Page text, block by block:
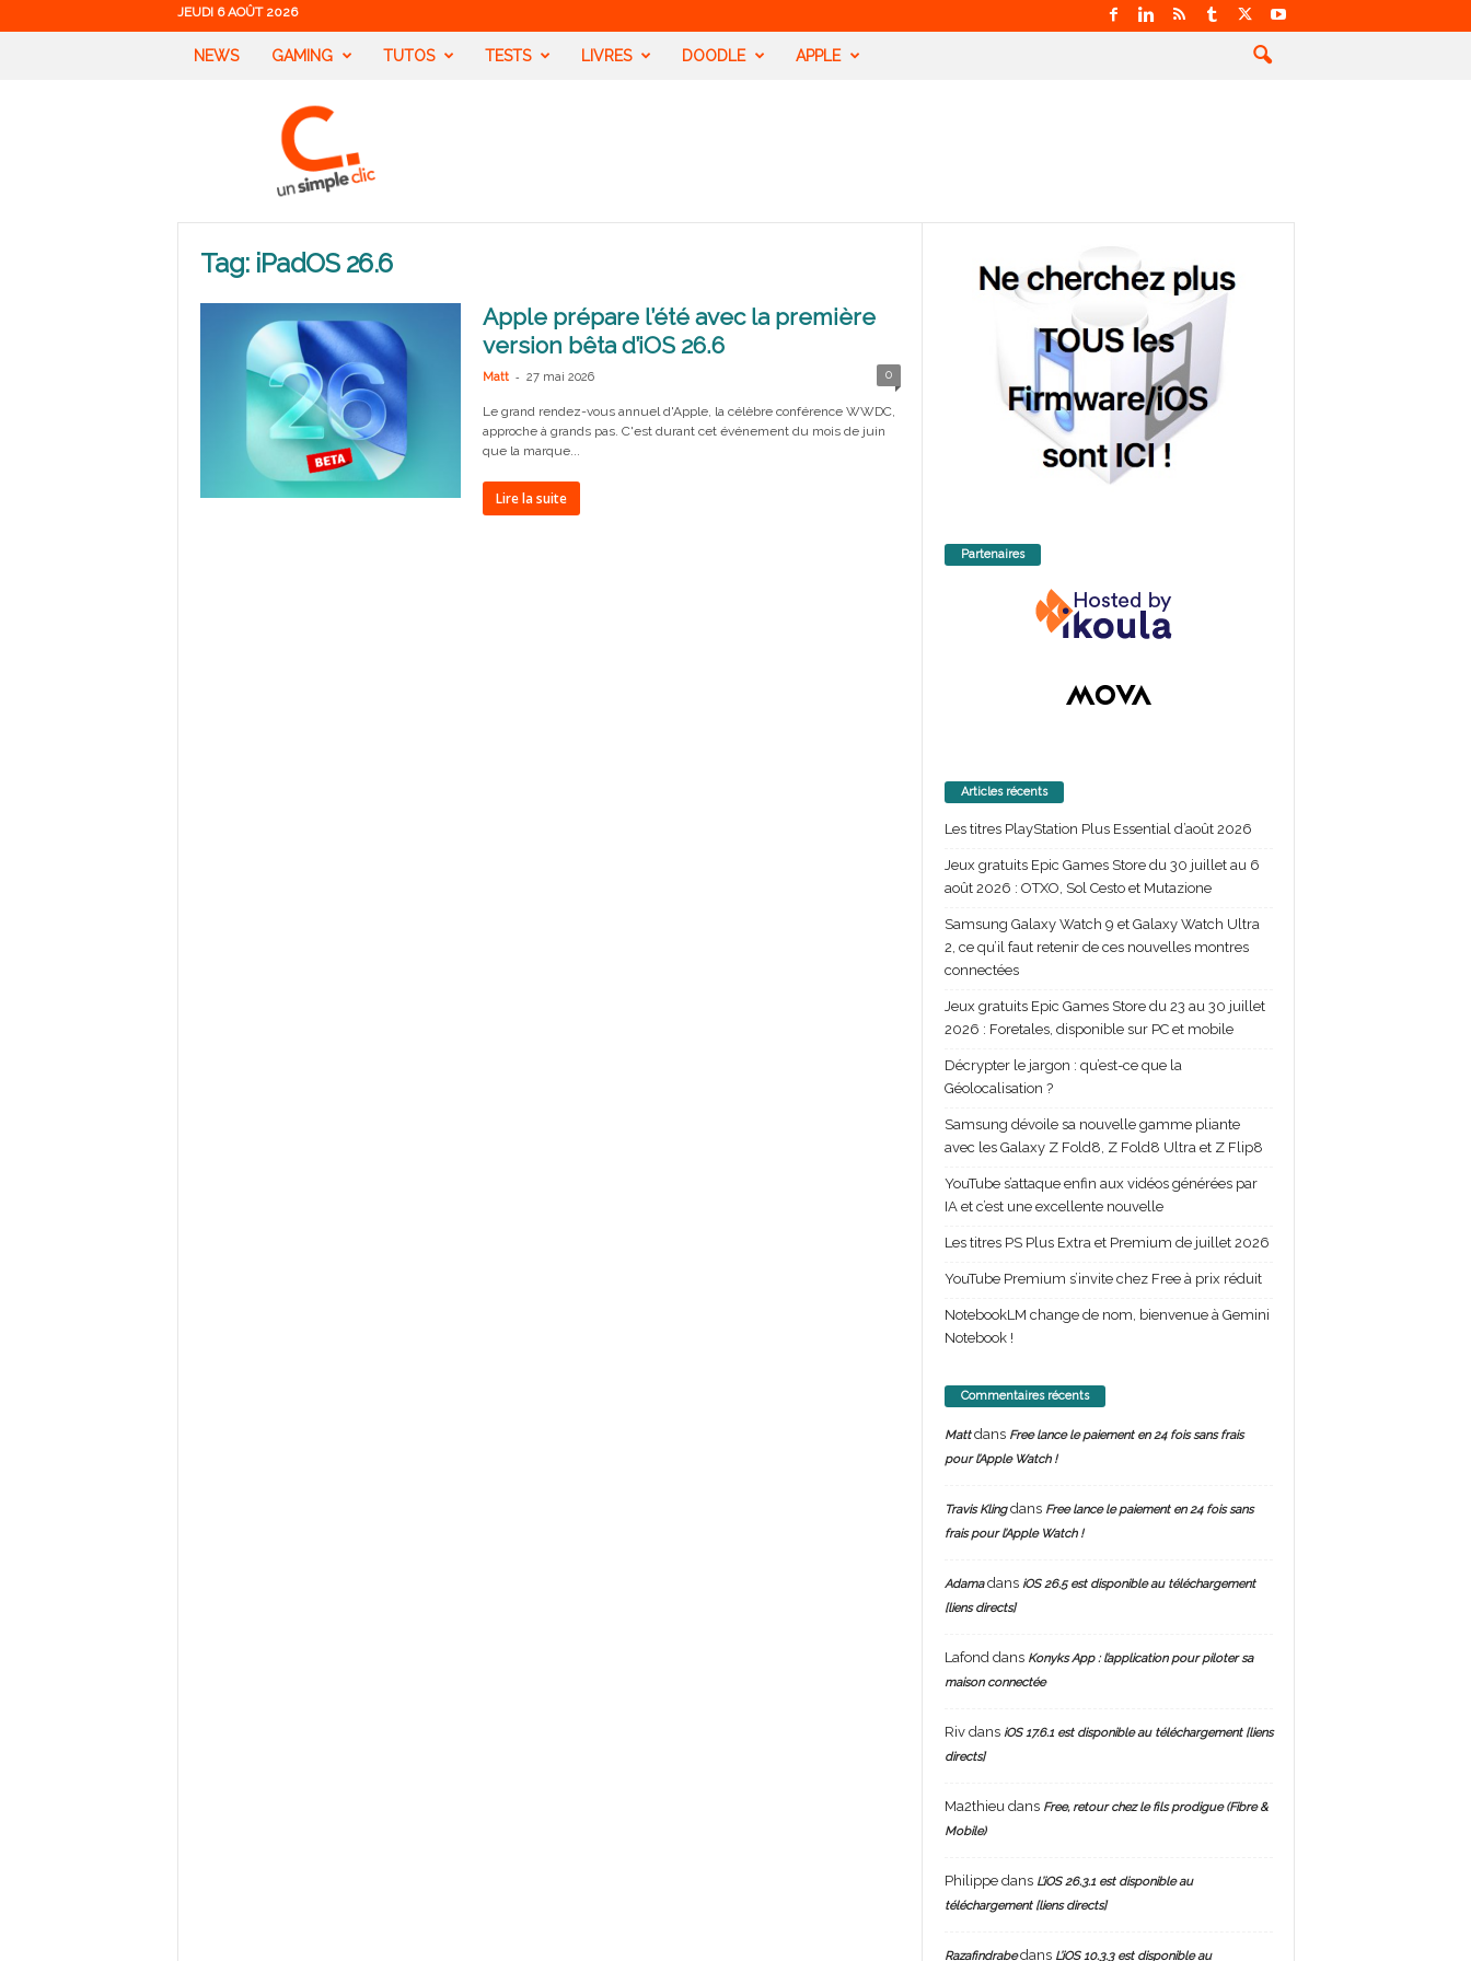
JEUDI 6 AOÛT 2026
NEWS GAMING TUTOS TESTS LIVRES DOODLE APPLE
Tag: iPadOS 26.6
Apple prépare l’été avec la première
version bêta d’iOS 26.6
Matt - 27 mai 2026 0
Le grand rendez-vous annuel d'Apple, la célèbre conférence WWDC,
approche à grands pas. C'est durant cet événement du mois de juin
que la marque...
Lire la suite
Partenaires
Articles récents
Les titres PlayStation Plus Essential d’août 2026
Jeux gratuits Epic Games Store du 30 juillet au 6
août 2026 : OTXO, Sol Cesto et Mutazione
Samsung Galaxy Watch 9 et Galaxy Watch Ultra
2, ce qu’il faut retenir de ces nouvelles montres
connectées
Jeux gratuits Epic Games Store du 23 au 30 juillet
2026 : Foretales, disponible sur PC et mobile
Décrypter le jargon : qu’est-ce que la
Géolocalisation ?
Samsung dévoile sa nouvelle gamme pliante
avec les Galaxy Z Fold8, Z Fold8 Ultra et Z Flip8
YouTube s’attaque enfin aux vidéos générées par
IA et c’est une excellente nouvelle
Les titres PS Plus Extra et Premium de juillet 2026
YouTube Premium s’invite chez Free à prix réduit
NotebookLM change de nom, bienvenue à Gemini
Notebook !
Commentaires récents
Mattdans Free lance le paiement en 24 fois sans frais
pour l’Apple Watch !
Travis Klingdans Free lance le paiement en 24 fois sans
frais pour l’Apple Watch !
Adamadans iOS 26.5 est disponible au téléchargement
[liens directs]
Lafond dans Konyks App : l’application pour piloter sa
maison connectée
Rivdans iOS 17.6.1 est disponible au téléchargement [liens
directs]
Ma2thieu dans Free, retour chez le fils prodigue (Fibre &
Mobile)
Philippedans L’iOS 26.3.1 est disponible au
téléchargement [liens directs]
Razafindrabedans L’iOS 10.3.3 est disponible au